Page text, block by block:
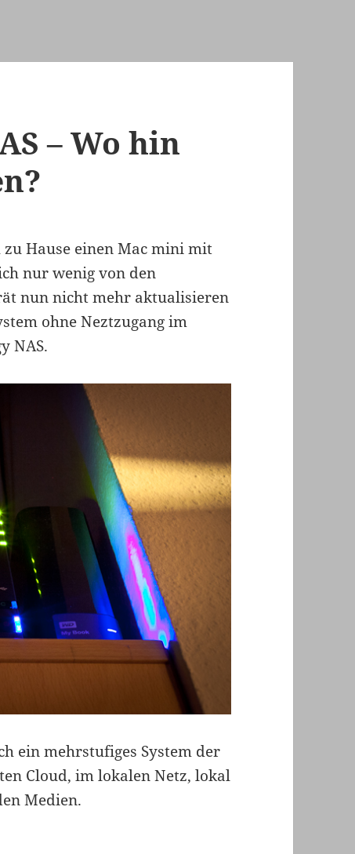
– Wo hin
Hause einen Mac mini mit
nur wenig von den
nun nicht mehr aktualisieren
ohne Neztzugang im
NAS.
ein mehrstufiges System der
Cloud, im lokalen Netz, lokal
Medien.